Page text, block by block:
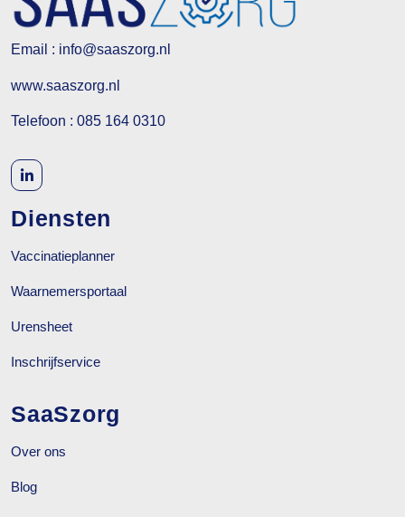
Email : info@saaszorg.nl
www.saaszorg.nl
Telefoon : 085 164 0310
Diensten
Vaccinatieplanner
Waarnemersportaal
Urensheet
Inschrijfservice
SaaSzorg
Over ons
Blog